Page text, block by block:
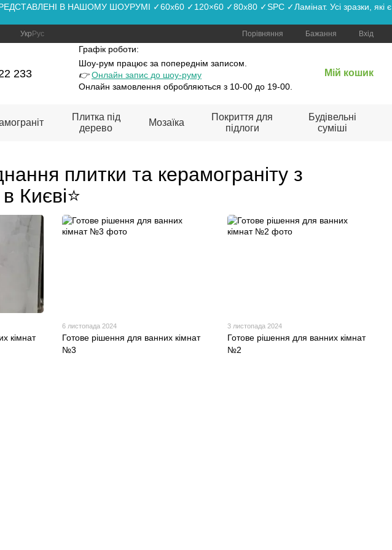
В НАШОМУ ШОУРУМІ ✓60x60 ✓120×60 ✓80x80 ✓SPC ✓Ламінат. Усі зразки, які є
Укр Рус Порівняння Бажання Вхід
233
Графік роботи:
Шоу-рум працюєза попереднім записом.
👉Онлайн запис до шоу-руму
Онлайн замовлення обробляються з 10-00 до 19-00.
Мій кошик
Плитка під
дерево
Мозаїка
Покриття для
підлоги
Будівельні
суміші
плитки та керамограніту з
Києві⭐
кімнат
6 листопада 2024
Готове рішення для ванних кімнат
№3
3 листопада 2024
Готове рішення для ванних кімнат
№2